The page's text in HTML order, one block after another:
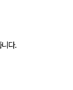
니다.